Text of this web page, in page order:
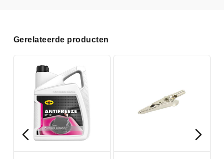
Gerelateerde producten